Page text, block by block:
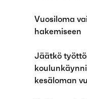
Vuosiloma
hakemiseen
Jäätkö
kesäloman